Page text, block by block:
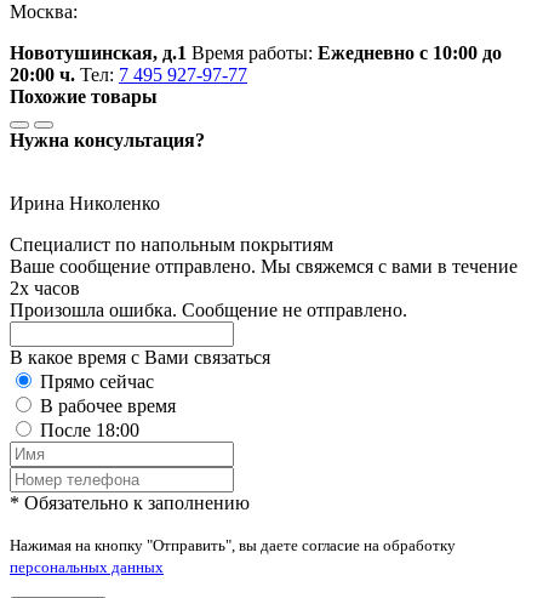
Москва:
Новотушинская, д.1 Время работы: Ежедневно с 10:00 до
20:00 ч. Тел: 7 495 927-97-77
Похожие товары
Нужна консультация?
Ирина Николенко
Специалист по напольным покрытиям
Ваше сообщение отправлено. Мы свяжемся с вами в течение
2х часов
Произошла ошибка. Сообщение не отправлено.
В какое время с Вами связаться
Прямо сейчас
В рабочее время
После 18:00
* Обязательно к заполнению
Нажимая на кнопку "Отправить", вы даете согласие на обработку
персональных данных